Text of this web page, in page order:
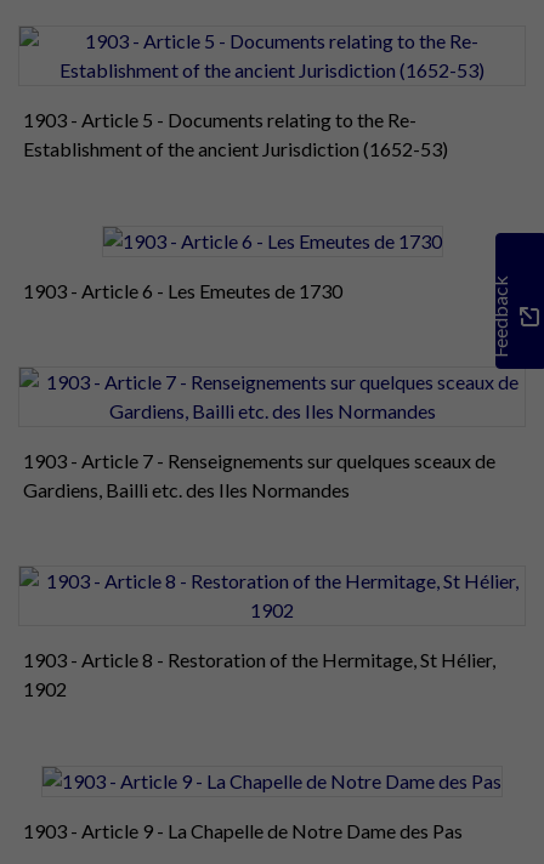
1903 - Article 5 - Documents relating to the Re-
Establishment of the ancient Jurisdiction (1652-53)
1903 - Article 6 - Les Emeutes de 1730
1903 - Article 7 - Renseignements sur quelques sceaux de
Gardiens, Bailli etc. des Iles Normandes
1903 - Article 8 - Restoration of the Hermitage, St Hélier,
1902
1903 - Article 9 - La Chapelle de Notre Dame des Pas
Feedback